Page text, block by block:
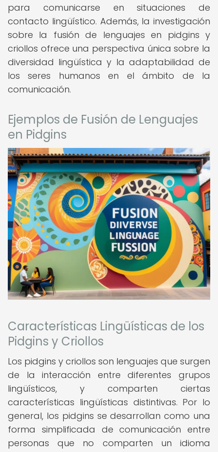
para comunicarse en situaciones de
contacto lingüístico. Además, la investigación
sobre la fusión de lenguajes en pidgins y
criollos ofrece una perspectiva única sobre la
diversidad lingüística y la adaptabilidad de
los seres humanos en el ámbito de la
comunicación.
Ejemplos de Fusión de Lenguajes
en Pidgins
Características Lingüísticas de los
Pidgins y Criollos
Los pidgins y criollos son lenguajes que surgen
de la interacción entre diferentes grupos
lingüísticos, y comparten ciertas
características lingüísticas distintivas. Por lo
general, los pidgins se desarrollan como una
forma simplificada de comunicación entre
personas que no comparten un idioma